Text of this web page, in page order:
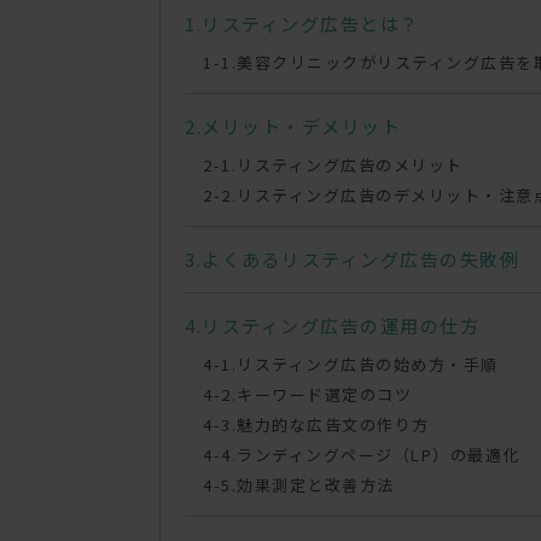
リスティング広告とは？
美容クリニックがリスティング広告を
メリット・デメリット
リスティング広告のメリット
リスティング広告のデメリット・注意
よくあるリスティング広告の失敗例
リスティング広告の運用の仕方
リスティング広告の始め方・手順
キーワード選定のコツ
魅力的な広告文の作り方
ランディングページ（LP）の最適化
効果測定と改善方法